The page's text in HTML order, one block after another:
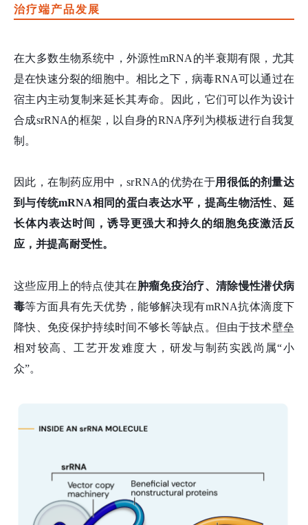
治疗端产品发展
在大多数生物系统中，外源性mRNA的半衰期有限，尤其
是在快速分裂的细胞中。相比之下，病毒RNA可以通过在
宿主内主动复制来延长其寿命。因此，它们可以作为设计
合成srRNA的框架，以自身的RNA序列为模板进行自我复
制。
因此，在制药应用中，srRNA的优势在于用很低的剂量达
到与传统mRNA相同的蛋白表达水平，提高生物活性、延
长体内表达时间，诱导更强大和持久的细胞免疫激活反
应，并提高耐受性。
这些应用上的特点使其在肿瘤免疫治疗、清除慢性潜伏病
毒等方面具有先天优势，能够解决现有mRNA抗体滴度下
降快、免疫保护持续时间不够长等缺点。但由于技术壁垒
相对较高、工艺开发难度大，研发与制药实践尚属“小
众”。